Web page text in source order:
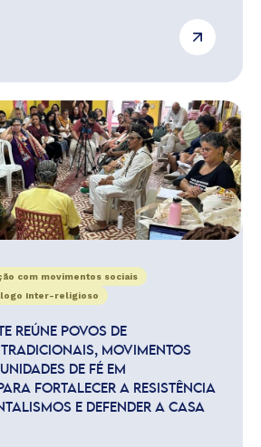
com movimentos sociais
Inter-religioso
REÚNE POVOS DE
MOVIMENTOS
DE FÉ EM
FORTALECER A RESISTÊNCIA
E DEFENDER A CASA